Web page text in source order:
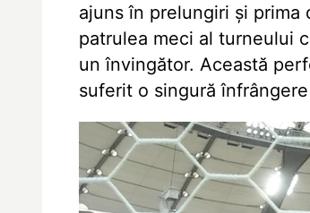
ajuns în prelungiri și prima
patrulea meci al turneului
un învingător. Această
suferit o singură